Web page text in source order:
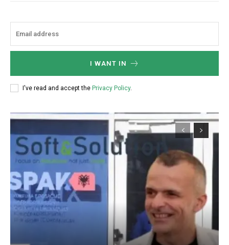
I WANT IN
I've read and accept the Privacy Policy.